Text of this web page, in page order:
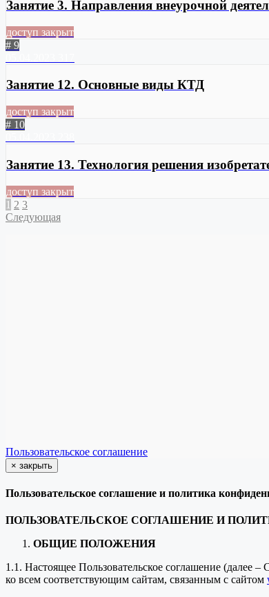
Занятие 3. Направления внеурочной
доступ закрыт
# 9
Занятие 12. Основные виды КТД
доступ закрыт
# 10
Занятие 13. Технология решения
доступ закрыт
1 2 3
Следующая
Пользовательское соглашение
× закрыть
Пользовательское соглашение и политика
ПОЛЬЗОВАТЕЛЬСКОЕ СОГЛАШЕНИЕ И
ОБЩИЕ ПОЛОЖЕНИЯ
1.1. Настоящее Пользовательское соглашение (далее
ко всем соответствующим сайтам, связанным с сайтом